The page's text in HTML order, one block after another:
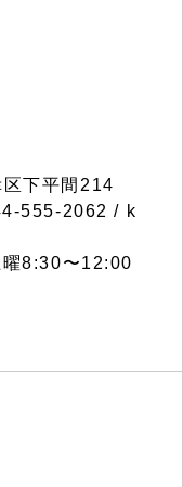
下平間214
555-2062 / k
8:30〜12:00